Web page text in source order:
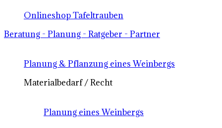
Onlineshop Tafeltrauben
Beratung - Planung - Ratgeber - Partner
Planung & Pflanzung eines Weinbergs
Materialbedarf / Recht
Planung eines Weinbergs